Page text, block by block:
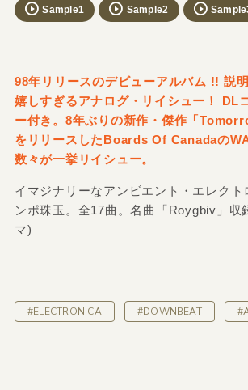
Sample1 Sample2
98年リリースのデビューアルバム !! 説
嬉しすぎるアナログ・リイシュー！ DL
ー付き。8年ぶりの新作・傑作「
をリリースしたBoards Of Canadaの
数々が一挙リイシュー。
イマジナリーなアンビエント・エレクト
ンポ珠玉。全17曲。名曲「Roygbiv」収
マ)
#ELECTRONICA #DOWNBEAT